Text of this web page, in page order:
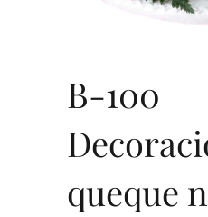
B-100
queque